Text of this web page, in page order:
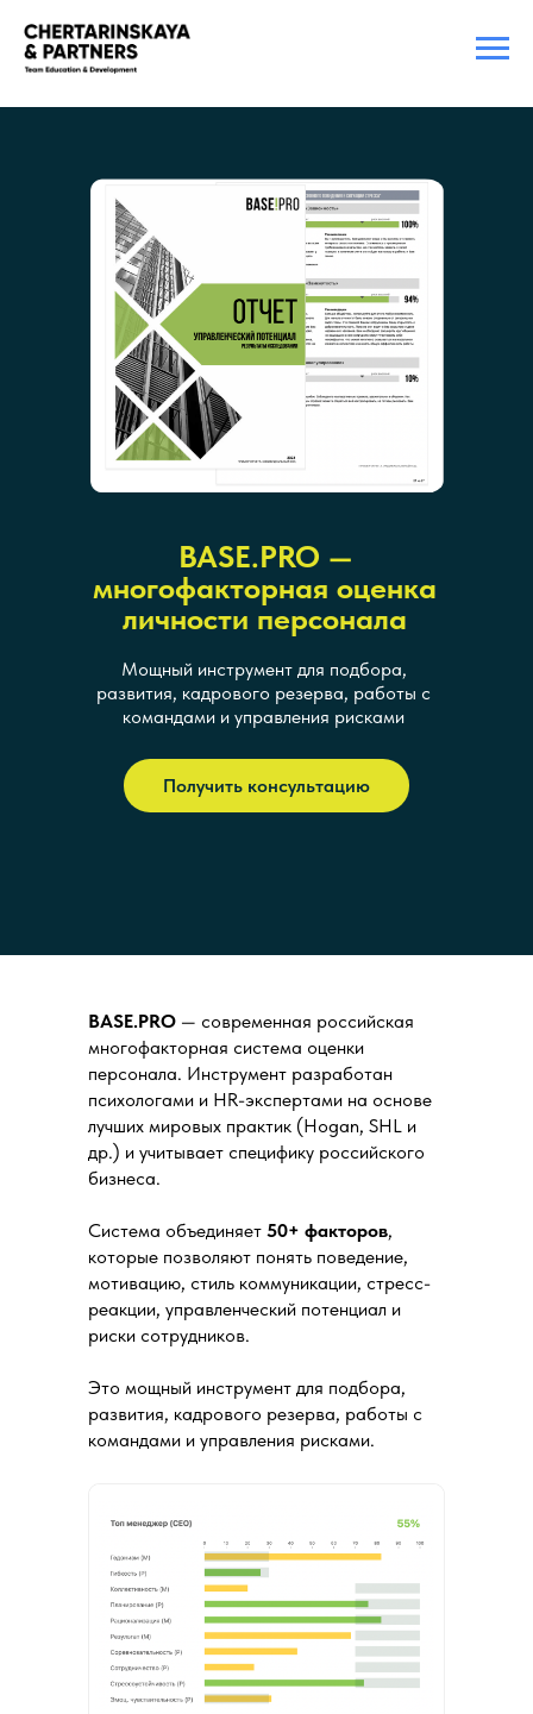
BASE.PRO —
многофакторная оценка
личности персонала
Мощный инструмент для подбора,
развития, кадрового резерва, работы с
командами и управления рисками
Получить консультацию
BASE.PRO — современная российская
многофакторная система оценки
персонала. Инструмент разработан
психологами и HR-экспертами на основе
лучших мировых практик (Hogan, SHL и
др.) и учитывает специфику российского
бизнеса.
Система объединяет 50+ факторов,
которые позволяют понять поведение,
мотивацию, стиль коммуникации, стресс-
реакции, управленческий потенциал и
риски сотрудников.
Это мощный инструмент для подбора,
развития, кадрового резерва, работы с
командами и управления рисками.